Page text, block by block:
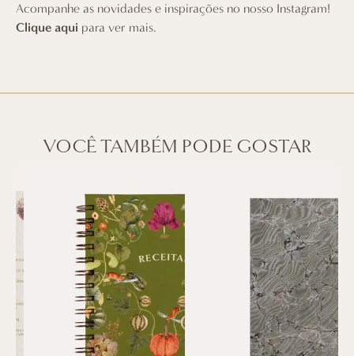
Acompanhe as novidades e inspirações no nosso Instagram!
Clique aqui para ver mais.
VOCÊ TAMBÉM PODE GOSTAR